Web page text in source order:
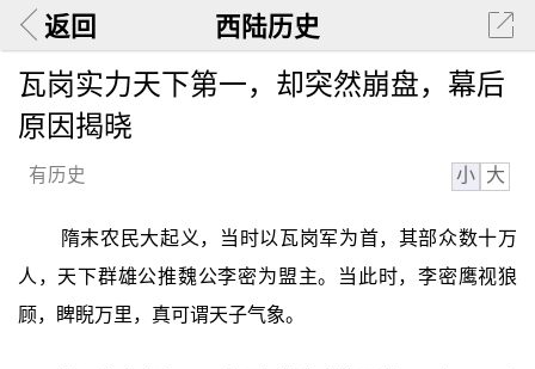
返回 西陆历史
瓦岗实力天下第一，却突然崩盘，幕后
原因揭晓
有历史 小 大
隋末农民大起义，当时以瓦岗军为首，其部众数十万
人，天下群雄公推魏公李密为盟主。当此时，李密鹰视狼
顾，睥睨万里，真可谓天子气象。